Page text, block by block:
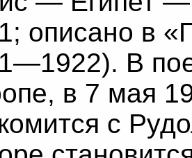
описано в
В
в 7 мая
с